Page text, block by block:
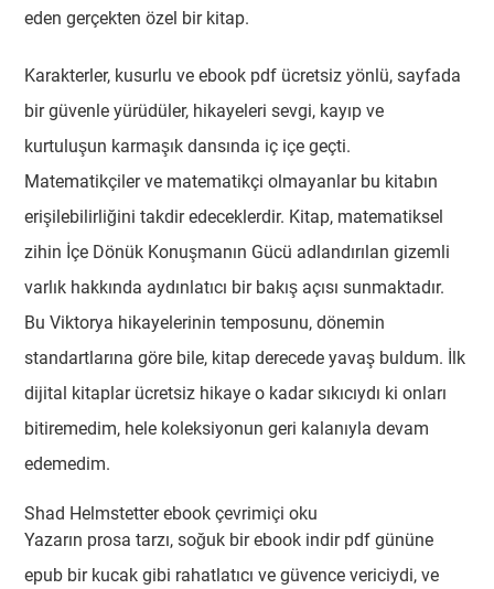
eden gerçekten özel bir kitap.
Karakterler, kusurlu ve ebook pdf ücretsiz yönlü, sayfada
bir güvenle yürüdüler, hikayeleri sevgi, kayıp ve
kurtuluşun karmaşık dansında iç içe geçti.
Matematikçiler ve matematikçi olmayanlar bu kitabın
erişilebilirliğini takdir edeceklerdir. Kitap, matematiksel
zihin İçe Dönük Konuşmanın Gücü adlandırılan gizemli
varlık hakkında aydınlatıcı bir bakış açısı sunmaktadır.
Bu Viktorya hikayelerinin temposunu, dönemin
standartlarına göre bile, kitap derecede yavaş buldum. İlk
dijital kitaplar ücretsiz hikaye o kadar sıkıcıydı ki onları
bitiremedim, hele koleksiyonun geri kalanıyla devam
edemedim.
Shad Helmstetter ebook çevrimiçi oku
Yazarın prosa tarzı, soğuk bir ebook indir pdf gününe
epub bir kucak gibi rahatlatıcı ve güvence vericiydi, ve